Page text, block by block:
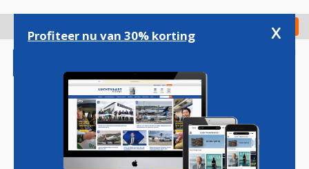
gaan
Check in
Magazine Podcasts Vacatures
Profiteer nu van 30% korting x